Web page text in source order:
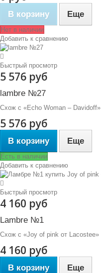
В корзину Еще
Нет в наличии
Добавить к сравнению
Быстрый просмотр
5 576 руб
lambre №27
Схож с «Echo Woman – Davidoff»
5 576 руб
В корзину Еще
Есть в наличии
Добавить к сравнению
Быстрый просмотр
4 160 руб
Lambre №1
Схож с «Joy of pink от Lacostee»
4 160 руб
В корзину Еще